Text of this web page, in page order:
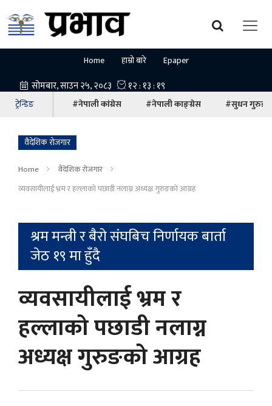
Home हाम्रो बारे Epaper
ट्रेन्डिङ #नेपाली कांग्रेस #नेपाली काङ्ग्रेस #सुधन गुरुङ
वैदेशिक रोजगार
Home
वैदेशिक रोजगार
व्यवसायीलाई भ्रम र हल्लाको पछाडी नलाग्न अध्यक्ष गुरुङको आग्रह
श्रम मन्त्री र बैरो संघबिच निर्णायक बार्ता
जेठ १९ मा हुँदै
व्यवसायीलाई भ्रम र
हल्लाको पछाडी नलाग्न
अध्यक्ष गुरुङको आग्रह